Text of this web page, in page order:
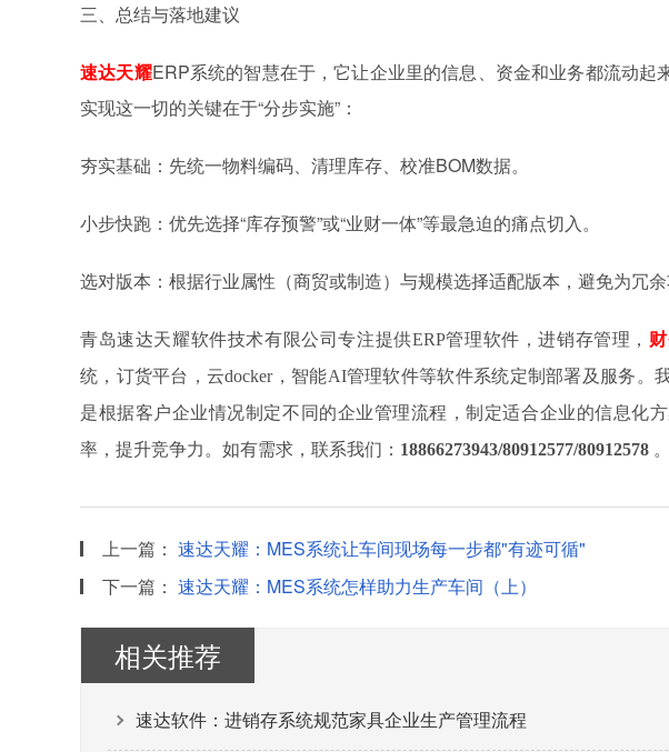
三、总结与落地建议
速达天耀ERP系统的智慧在于，它让企业里的信息、资金和业务都流动起
实现这一切的关键在于“分步实施”：
夯实基础：先统一物料编码、清理库存、校准BOM数据。
小步快跑：优先选择“库存预警”或“业财一体”等最急迫的痛点切入。
选对版本：根据行业属性（商贸或制造）与规模选择适配版本，避免为冗余
青岛速达天耀软件技术有限公司专注提供ERP管理软件，进销存管理，
统，订货平台，云docker，智能AI管理软件等软件系统定制部署及服务。
是根据客户企业情况制定不同的企业管理流程，制定适合企业的信息化
率，提升竞争力。如有需求，联系我们： 18866273943/80912577/80912578 。
上一篇： 速达天耀：MES系统让车间现场每一步都"有迹可循"
下一篇： 速达天耀：MES系统怎样助力生产车间（上）
相关推荐
速达软件：进销存系统规范家具企业生产管理流程